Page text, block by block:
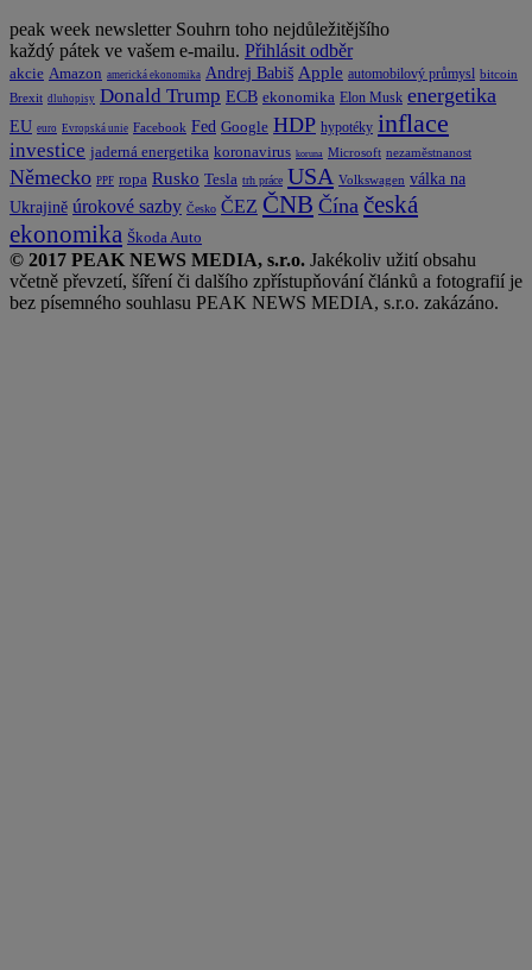
peak week newsletter Souhrn toho nejdůležitějšího
každý pátek ve vašem e-mailu. Přihlásit odběr
akcie Amazon americká ekonomika Andrej Babiš Apple automobilový průmysl bitcoin
Brexit dluhopisy Donald Trump ECB ekonomika Elon Musk energetika
EU euro Evropská unie Facebook Fed Google HDP hypotéky inflace
investice jaderná energetika koronavirus koruna Microsoft nezaměstnanost
Německo PPF ropa Rusko Tesla trh práce USA Volkswagen válka na
Ukrajině úrokové sazby Česko ČEZ ČNB Čína česká
ekonomika Škoda Auto
© 2017 PEAK NEWS MEDIA, s.r.o. Jakékoliv užití obsahu
včetně převzetí, šíření či dalšího zpřístupňování článků a fotografií je
bez písemného souhlasu PEAK NEWS MEDIA, s.r.o. zakázáno.